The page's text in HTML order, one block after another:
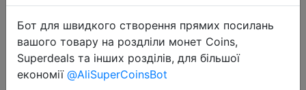
Sale
Бот для швидкого створення прямих посилань
вашого товару на роздліли монет Coins,
Superdeals та інших розділів, для більшої
економії @AliSuperCoinsBot